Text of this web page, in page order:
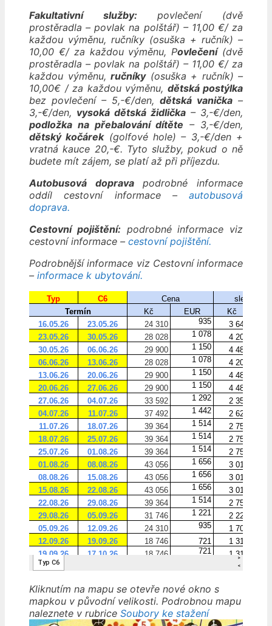
Fakultativní služby: povlečení (dvě
prostěradla – povlak na polštář) – 11,00 €/ za
každou výměnu, ručníky (osuška + ručník) –
10,00 €/ za každou výměnu, Povlečení(dvě
prostěradla – povlak na polštář) – 11,00 €/ za
každou výměnu, ručníky(osuška + ručník) –
10,00€ / za každou výměnu, dětská postýlka
bez povlečení – 5,-€/den, dětská vanička –
3,-€/den, vysoká dětská židlička – 3,-€/den,
podložka na přebalování dítěte – 3,-€/den,
dětský kočárek(golfové hole) – 3,-€/den +
vratná kauce 20,-€. Tyto služby, pokud o ně
budete mít zájem, se platí až při příjezdu.
Autobusová dopravapodrobné informace
oddíl cestovní informace – autobusová
doprava.
Cestovní pojištění: podrobné informace viz
cestovní informace – cestovní pojištění.
Podrobnější informace viz Cestovní informace
– informace k ubytování.
Kliknutím na mapu se otevře nové okno s
mapkou v původní velikosti. Podrobnou mapu
naleznete v rubrice Soubory ke stažení